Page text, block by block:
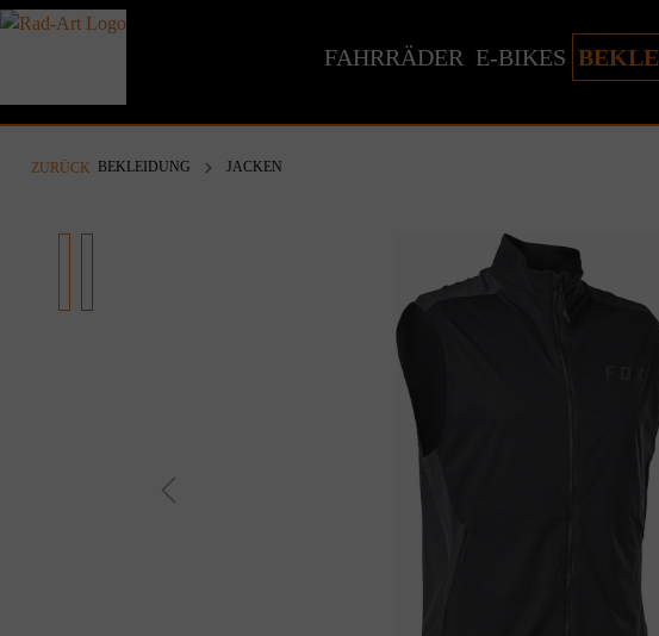
springen
FAHRRÄDER E-BIKES
ZURÜCK BEKLEIDUNG JACKEN